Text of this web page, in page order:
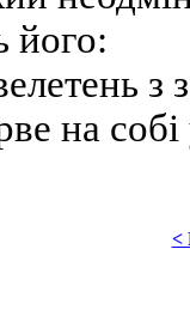
його:
з
на собі
<